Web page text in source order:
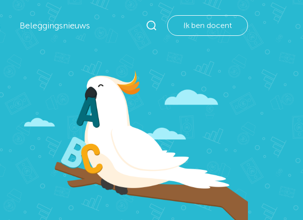
Beleggingsnieuws Ik ben docent